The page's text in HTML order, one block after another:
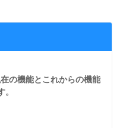
の機能とこれからの機能